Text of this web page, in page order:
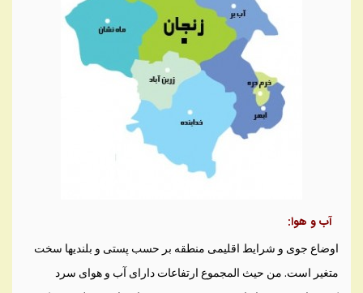
آب و هوا:
اوضاع جوی و شرايط اقليمی منطقه بر حسب پستی و بلنديها سخت
متغير است. من حيث المجموع ارتفاعات دارای آب و هوای سرد